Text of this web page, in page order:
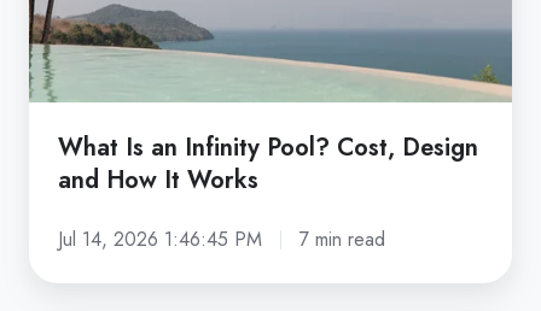
and
How
It
Works
What Is an Infinity Pool? Cost, Design
and How It Works
Jul 14, 2026 1:46:45 PM 7 min read